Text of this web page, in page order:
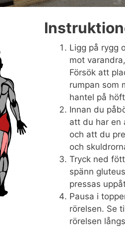
Ligg på rygg
mot
Försök att
rumpan som
hantel på
Innan du
att du har en
och att du
och
Tryck ned
spänn
pressas
Pausa i
rörelsen. Se
rörelsen